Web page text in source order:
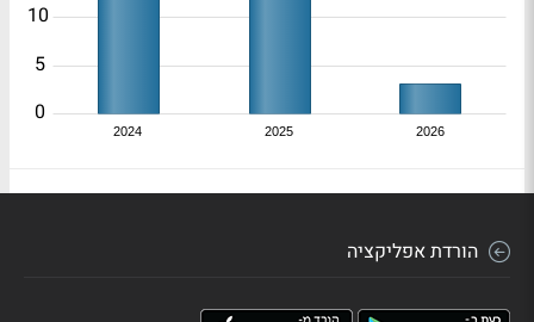
2024 2025 2026
0
5
10
הורדת אפליקציה